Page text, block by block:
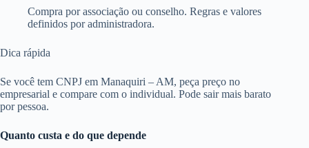
Compra por associação ou conselho. Regras e valores
definidos por administradora.
Dica rápida
Se você tem CNPJ em Manaquiri – AM, peça preço no
empresarial e compare com o individual. Pode sair mais barato
por pessoa.
Quanto custa e do que depende